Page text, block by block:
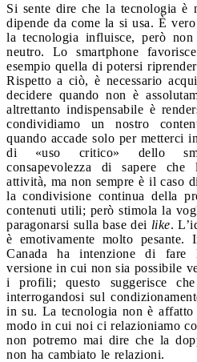
Si sente dire che la tecnologia è
dipende da come la si usa. È
la tecnologia influisce, però
neutro. Lo smartphone
esempio quella di potersi
Rispetto a ciò, è necessario
decidere quando non è
altrettanto indispensabile è
condividiamo un nostro
quando accade solo per metterci
di «uso critico» dello
consapevolezza di sapere
attività, ma non sempre è il caso
la condivisione continua della
contenuti utili; però stimola la
paragonarsi sulla base dei like.
è emotivamente molto pesante.
Canada ha intenzione di fare
versione in cui non sia possibile
i profili; questo suggerisce
interrogandosi sul
in su. La tecnologia non è
modo in cui noi ci relazioniamo
non potremo mai dire che la
non ha cambiato le relazioni.